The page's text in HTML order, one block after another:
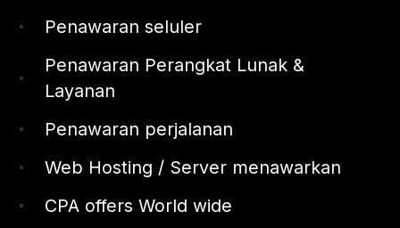
Penawaran seluler
Penawaran Perangkat Lunak &
Layanan
Penawaran perjalanan
Web Hosting / Server menawarkan
CPA offers World wide